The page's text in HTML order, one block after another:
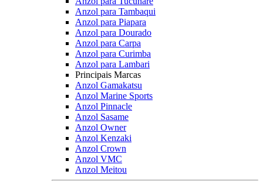
Anzol para Tambaqui
Anzol para Piapara
Anzol para Dourado
Anzol para Carpa
Anzol para Curimba
Anzol para Lambari
Principais Marcas
Anzol Gamakatsu
Anzol Marine Sports
Anzol Pinnacle
Anzol Sasame
Anzol Owner
Anzol Kenzaki
Anzol Crown
Anzol VMC
Anzol Meitou